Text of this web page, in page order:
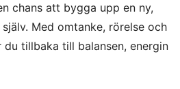
chans att bygga upp en ny,
Med omtanke, rörelse och
tillbaka till balansen, energin